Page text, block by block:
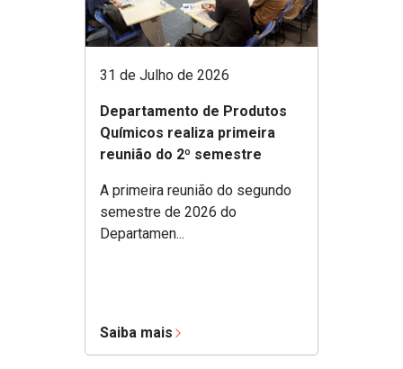
31 de Julho de 2026
Departamento de Produtos
Químicos realiza primeira
reunião do 2º semestre
A primeira reunião do segundo
semestre de 2026 do
Departamen...
Saiba mais